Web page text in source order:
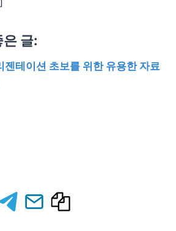
글:
젠테이션 초보를 위한 유용한 자료